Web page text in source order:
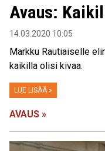
Avaus:
14.03.2020 10:05
Markku Rautiaiselle
kaikilla olisi kivaa.
LUE LISÄÄ »
AVAUS »